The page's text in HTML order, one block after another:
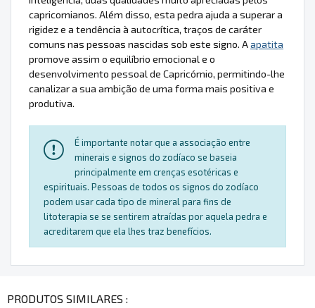
capricornianos. Além disso, esta pedra ajuda a superar a
rigidez e a tendência à autocrítica, traços de caráter
comuns nas pessoas nascidas sob este signo. Aapatita
promove assim o equilíbrio emocional e o
desenvolvimento pessoal de Capricórnio, permitindo-lhe
canalizar a sua ambição de uma forma mais positiva e
produtiva.
É importante notar que a associação entre
minerais e signos do zodíaco se baseia
principalmente em crenças esotéricas e
espirituais. Pessoas de todos os signos do zodíaco
podem usar cada tipo de mineral para fins de
litoterapia se se sentirem atraídas por aquela pedra e
acreditarem que ela lhes traz benefícios.
PRODUTOS SIMILARES :